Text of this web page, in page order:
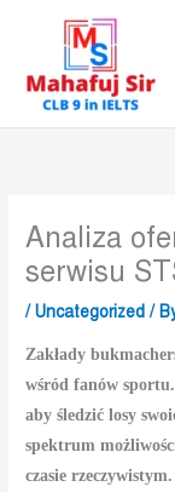
content
Analiza
serwisu
/Uncategorized /
Zakłady
wśród fanów
aby śledzić losy
spektrum
czasie rzeczywistym.